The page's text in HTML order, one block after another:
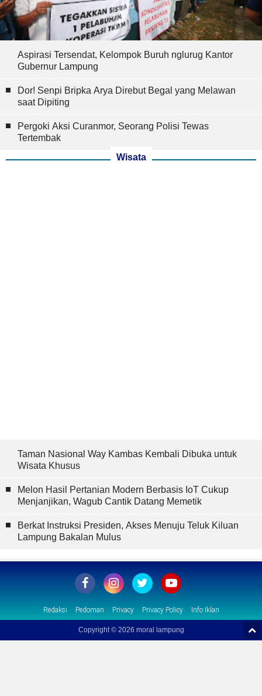
Aspirasi Tersendat, Kelompok Buruh nglurug Kantor
Gubernur Lampung
Dor! Senpi Bripka Arya Direbut Begal yang Melawan
saat Dipiting
Pergoki Aksi Curanmor, Seorang Polisi Tewas
Tertembak
Wisata
Taman Nasional Way Kambas Kembali Dibuka untuk
Wisata Khusus
Melon Hasil Pertanian Modern Berbasis IoT Cukup
Menjanjikan, Wagub Cantik Datang Memetik
Berkat Instruksi Presiden, Akses Menuju Teluk Kiluan
Lampung Bakalan Mulus
Redaksi Pedoman Privacy Privacy Policy Info Iklan
Copyright © 2026 moral lampung